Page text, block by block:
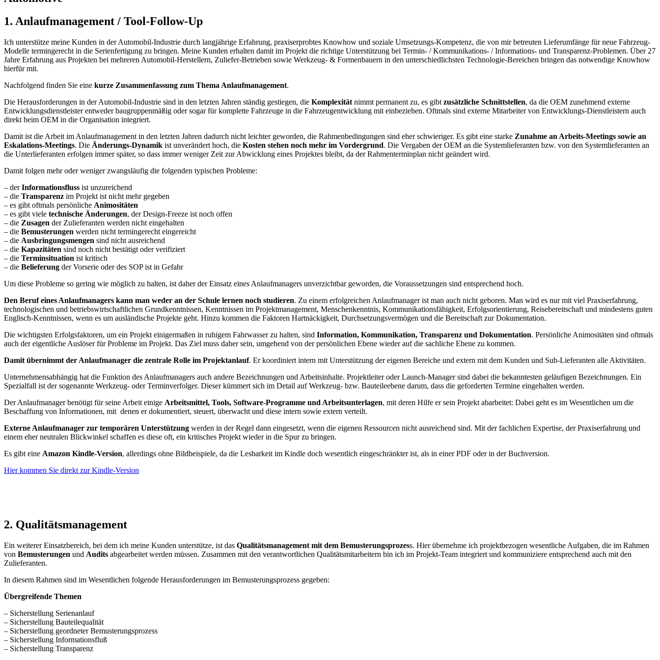
1. Anlaufmanagement / Tool-Follow-Up
Ich unterstütze meine Kunden in der Automobil-Industrie durch langjährige Erfahrung, praxiserprobtes Knowhow und soziale Umsetzungs-Kompetenz, die von mir betreuten Lieferumfänge für neue Fahrzeug-
Modelle termingerecht in die Serienfertigung zu bringen. Meine Kunden erhalten damit im Projekt die richtige Unterstützung bei Termin- / Kommunikations- / Informations- und Transparenz-Problemen. Über 27
Jahre Erfahrung aus Projekten bei mehreren Automobil-Herstellern, Zuliefer-Betrieben sowie Werkzeug- & Formenbauern in den unterschiedlichsten Technologie-Bereichen bringen das notwendige Knowhow
hierfür mit.
Nachfolgend finden Sie eine kurze Zusammenfassung zum Thema Anlaufmanagement.
Die Herausforderungen in der Automobil-Industrie sind in den letzten Jahren ständig gestiegen, die Komplexität nimmt permanent zu, es gibt zusätzliche Schnittstellen, da die OEM zunehmend externe
Entwicklungsdienstleister entweder baugruppenmäßig oder sogar für komplette Fahrzeuge in die Fahrzeugentwicklung mit einbeziehen. Oftmals sind externe Mitarbeiter von Entwicklungs-Dienstleistern auch
direkt beim OEM in die Organisation integriert.
Damit ist die Arbeit im Anlaufmanagement in den letzten Jahren dadurch nicht leichter geworden, die Rahmenbedingungen sind eher schwieriger. Es gibt eine starke Zunahme an Arbeits-Meetings sowie an
Eskalations-Meetings. Die Änderungs-Dynamik ist unverändert hoch, die Kosten stehen noch mehr im Vordergrund. Die Vergaben der OEM an die Systemlieferanten bzw. von den Systemlieferanten an
die Unterlieferanten erfolgen immer später, so dass immer weniger Zeit zur Abwicklung eines Projektes bleibt, da der Rahmenterminplan nicht geändert wird.
Damit folgen mehr oder weniger zwangsläufig die folgenden typischen Probleme:
– derInformationsfluss ist unzureichend
– die Transparenz im Projekt ist nicht mehr gegeben
– es gibt oftmals persönliche Animositäten
– es gibt viele technische Änderungen, der Design-Freeze ist noch offen
– die Zusagen der Zulieferanten werden nicht eingehalten
– die Bemusterungen werden nicht termingerecht eingereicht
– die Ausbringungsmengen sind nicht ausreichend
– die Kapazitäten sind noch nicht bestätigt oder verifiziert
– die Terminsituation ist kritisch
– die Belieferung der Vorserie oder des SOP ist in Gefahr
Um diese Probleme so gering wie möglich zu halten, ist daher der Einsatz eines Anlaufmanagers unverzichtbar geworden, die Voraussetzungen sind entsprechend hoch.
Den Beruf eines Anlaufmanagers kann man weder an der Schule lernen noch studieren. Zu einem erfolgreichen Anlaufmanager ist man auch nicht geboren. Man wird es nur mit viel Praxiserfahrung,
technologischen und betriebswirtschaftlichen Grundkenntnissen, Kenntnissen im Projektmanagement, Menschenkenntnis, Kommunikationsfähigkeit, Erfolgsorientierung, Reisebereitschaft und mindestens guten
Englisch-Kenntnissen, wenn es um ausländische Projekte geht. Hinzu kommen die Faktoren Hartnäckigkeit, Durchsetzungsvermögen und die Bereitschaft zur Dokumentation.
Die wichtigsten Erfolgsfaktoren, um ein Projekt einigermaßen in ruhigem Fahrwasser zu halten, sind Information, Kommunikation, Transparenz und Dokumentation. Persönliche Animositäten sind oftmals
auch der eigentliche Auslöser für Probleme im Projekt. Das Ziel muss daher sein, umgehend von der persönlichen Ebene wieder auf die sachliche Ebene zu kommen.
Damit übernimmt der Anlaufmanager die zentrale Rolle im Projektanlauf. Er koordiniert intern mit Unterstützung der eigenen Bereiche und extern mit dem Kunden und Sub-Lieferanten alle Aktivitäten.
Unternehmensabhängig hat die Funktion des Anlaufmanagers auch andere Bezeichnungen und Arbeitsinhalte. Projektleiter oder Launch-Manager sind dabei die bekanntesten geläufigen Bezeichnungen. Ein
Spezialfall ist der sogenannte Werkzeug- oder Terminverfolger. Dieser kümmert sich im Detail auf Werkzeug- bzw. Bauteileebene darum, dass die geforderten Termine eingehalten werden.
Der Anlaufmanager benötigt für seine Arbeit einige Arbeitsmittel, Tools, Software-Programme und Arbeitsunterlagen, mit deren Hilfe er sein Projekt abarbeitet: Dabei geht es im Wesentlichen um die
Beschaffung von Informationen, mit denen er dokumentiert, steuert, überwacht und diese intern sowie extern verteilt.
Externe Anlaufmanager zur temporären Unterstützung werden in der Regel dann eingesetzt, wenn die eigenen Ressourcen nicht ausreichend sind. Mit der fachlichen Expertise, der Praxiserfahrung und
einem eher neutralen Blickwinkel schaffen es diese oft, ein kritisches Projekt wieder in die Spur zu bringen.
Es gibt eine Amazon Kindle-Version, allerdings ohne Bildbeispiele, da die Lesbarkeit im Kindle doch wesentlich eingeschränkter ist, als in einer PDF oder in der Buchversion.
Hier kommen Sie direkt zur Kindle-Version
2. Qualitätsmanagement
Ein weiterer Einsatzbereich, bei dem ich meine Kunden unterstütze, ist das Qualitätsmanagement mit dem Bemusterungsprozess. Hier übernehme ich projektbezogen wesentliche Aufgaben, die im Rahmen
von Bemusterungen und Audits abgearbeitet werden müssen. Zusammen mit den verantwortlichen Qualitätsmitarbeitern bin ich im Projekt-Team integriert und kommuniziere entsprechend auch mit den
Zulieferanten.
In diesem Rahmen sind im Wesentlichen folgende Herausforderungen im Bemusterungsprozess gegeben:
Übergreifende Themen
– Sicherstellung Serienanlauf
– Sicherstellung Bauteilequalität
– Sicherstellung geordneter Bemusterungsprozess
– Sicherstellung Informationsfluß
– Sicherstellung Transparenz